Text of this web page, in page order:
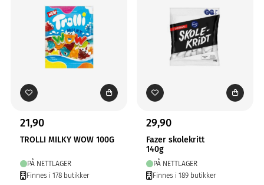
21,90
TROLLI MILKY WOW 100G
PÅ NETTLAGER
Finnes i 178 butikker
29,90
Fazer skolekritt
140g
PÅ NETTLAGER
Finnes i 189 butikker